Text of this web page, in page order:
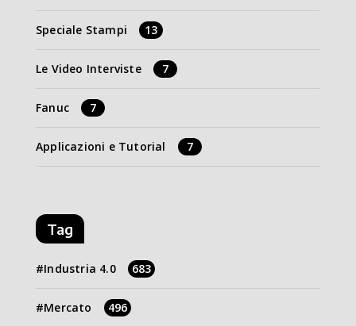
Speciale Stampi 13
Le Video Interviste 7
Fanuc 7
Applicazioni e Tutorial 7
Tag
Industria 4.0 683
Mercato 496